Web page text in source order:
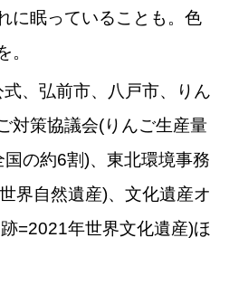
に眠っていることも。色
。
、弘前市、八戸市、りん
対策協議会(りんご生産量
の約6割)、東北環境事務
界自然遺産)、文化遺産オ
=2021年世界文化遺産)ほ